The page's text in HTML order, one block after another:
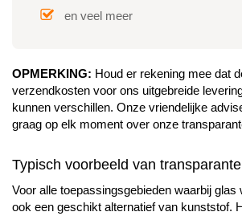
en veel meer
OPMERKING: Houd er rekening mee dat
verzendkosten voor ons uitgebreide
kunnen verschillen. Onze vriendelijke
graag op elk moment over onze
Typisch voorbeeld van
Voor alle toepassingsgebieden waarbij glas
ook een geschikt alternatief van kunststof.